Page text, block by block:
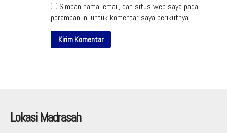
Simpan nama, email, dan situs web saya pada
peramban ini untuk komentar saya berikutnya.
Lokasi Madrasah